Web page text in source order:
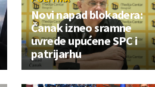
Novi napad blokadera:
Čanak izneo sramne
uvrede upućene SPC i
patrijarhu